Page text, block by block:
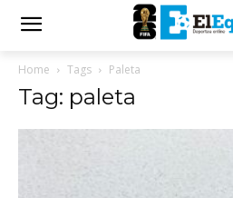
Home Tags Paleta
Tag: paleta